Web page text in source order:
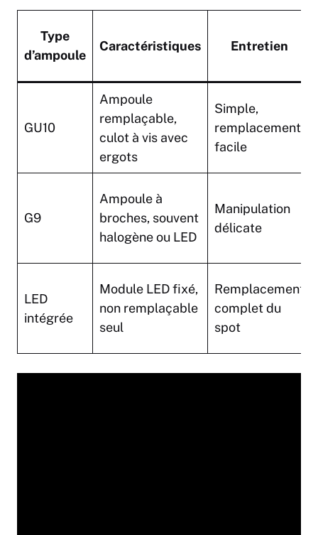
Type
d’ampoule
Caractéristiques Entretien
GU10
Ampoule
remplaçable,
culot à vis avec
ergots
Simple,
remplacement
facile
G9
Ampoule à
broches, souvent
halogène ou LED
Manipulation
délicate
LED
intégrée
Module LED fixé,
non remplaçable
seul
Remplacement
complet du
spot